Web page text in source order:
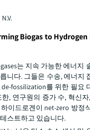
Biogas to
는 지속 가능한 에너지
니다. 그들은 수송, 에너지
fossilization를 위한 필요
, 연구원의 증가 수, 혁신
이드로겐이 net-zero 방정
스트하고 있습니다.